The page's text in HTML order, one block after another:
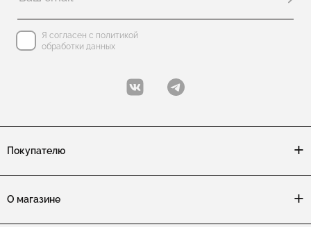
Я согласен с политикой
обработки данных
Покупателю
О магазине